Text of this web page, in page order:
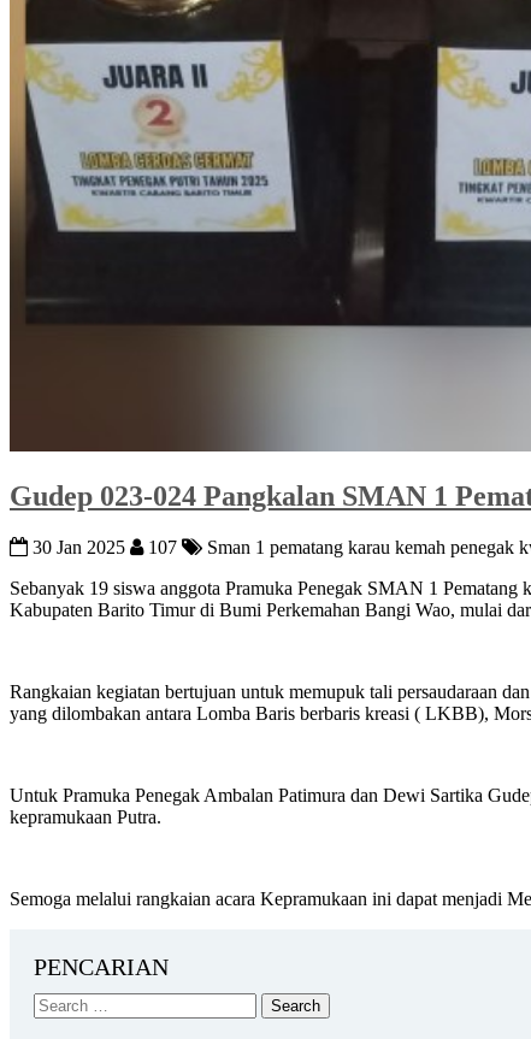
Gudep 023-024 Pangkalan SMAN 1
30 Jan 2025 107
Sman 1 pematang karau kemah penegak
Sebanyak 19 siswa anggota Pramuka Penegak SMAN 1
Kabupaten Barito Timur di Bumi Perkemahan Bangi Wao, mulai
Rangkaian kegiatan bertujuan untuk memupuk tali persaudaraan
yang dilombakan antara Lomba Baris berbaris kreasi ( LKBB),
Untuk Pramuka Penegak Ambalan Patimura dan Dewi Sartika
kepramukaan Putra.
Semoga melalui rangkaian acara Kepramukaan ini dapat menjadi
PENCARIAN